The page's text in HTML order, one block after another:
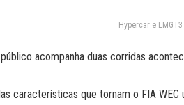
Hypercar e
acompanha duas corridas
características que tornam o FIA